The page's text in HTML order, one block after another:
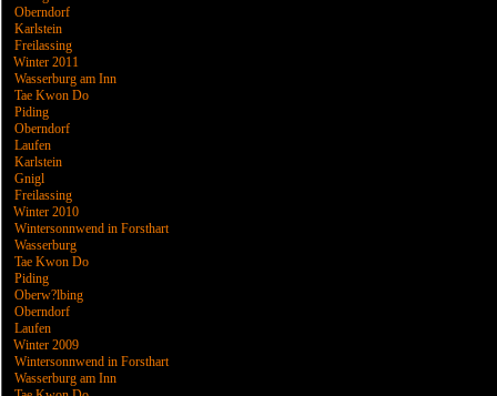
Oberndorf
Karlstein
Freilassing
Winter 2011
Wasserburg am Inn
Tae Kwon Do
Piding
Oberndorf
Laufen
Karlstein
Gnigl
Freilassing
Winter 2010
Wintersonnwend in Forsthart
Wasserburg
Tae Kwon Do
Piding
Oberw?lbing
Oberndorf
Laufen
Winter 2009
Wintersonnwend in Forsthart
Wasserburg am Inn